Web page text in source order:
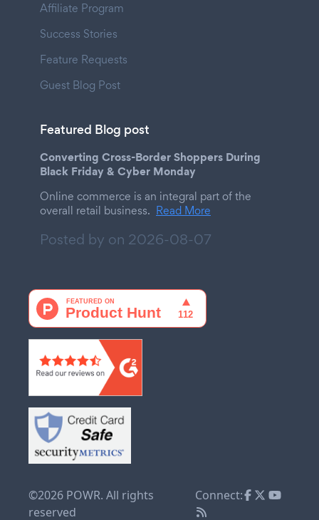
Affiliate Program
Success Stories
Feature Requests
Guest Blog Post
Featured Blog post
Converting Cross-Border Shoppers During
Black Friday & Cyber Monday
Online commerce is an integral part of the
overall retail business. Read More
Posted by on 2026-08-07
©2026 POWR. All rights
reserved
Connect: